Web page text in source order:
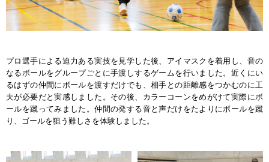
プロ選手による迫力ある実技を見学した後、アイマスクを着用し、音の
なるボールをグループごとに手渡しするゲームを行いました。近くにい
るはずの仲間にボールを渡すだけでも、相手との距離感をつかむのに工
夫が必要だと実感しました。その後、カラーコーンをめがけて実際にボ
ールを蹴ってみました。仲間の発する音と声だけをたよりにボールを蹴
り、ゴールを狙う難しさを体験しました。